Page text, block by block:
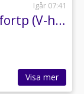
Igår 07:41
Toyota RAV4 2.5 Active Komfortp (V-hjul+Motorv+Drag)
Visa mer